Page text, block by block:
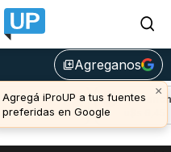
library_addAgreganos
×
Agregá iProUP a tus fuentes
preferidas en Google
(5,05%)
Avalanche
u$s 6,45